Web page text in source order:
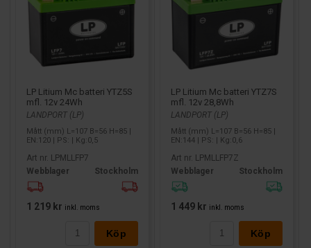
LP Litium Mc batteri YTZ5S
mfl. 12v 24Wh
LANDPORT (LP)
Mått (mm) L=107 B=56 H=85 |
EN:120 | PS: | Kg:0,5
Art nr. LPMLLFP7
Webblager
Stockholm
1 219 kr inkl. moms
Köp
LP Litium Mc batteri YTZ7S
mfl. 12v 28,8Wh
LANDPORT (LP)
Mått (mm) L=107 B=56 H=85 |
EN:144 | PS: | Kg:0,6
Art nr. LPMLLFP7Z
Webblager
Stockholm
1 449 kr inkl. moms
Köp